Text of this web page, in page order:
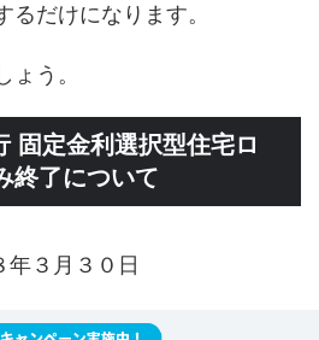
だけになります。
う。
固定金利選択型住宅ロ
終了について
年３月３０日